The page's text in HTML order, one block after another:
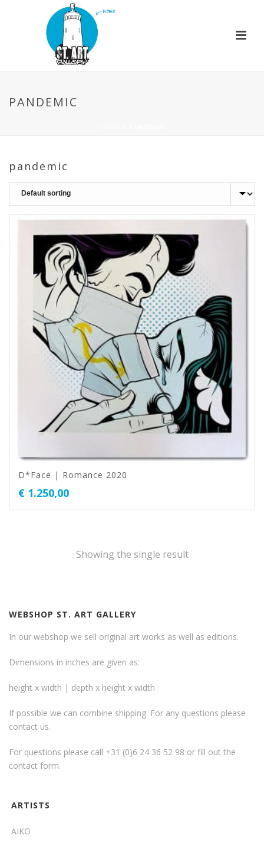
PANDEMIC
pandemic
D*Face | Romance 2020
€ 1.250,00
Showing the single result
WEBSHOP ST. ART GALLERY
In our webshop we sell original art works as well as editions.
Dimensions in inches are given as:
height x width | depth x height x width
If possible we can combine shipping. For any questions please
contact us.
For questions please call +31 (0)6 24 36 52 98 or fill out the
contact form.
ARTISTS
AIKO